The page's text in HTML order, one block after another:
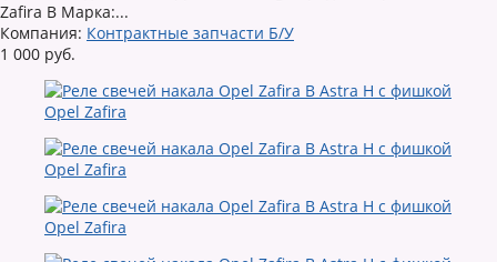
Zafira B Марка:...
Компания: Контрактные запчасти Б/У
1 000 руб.